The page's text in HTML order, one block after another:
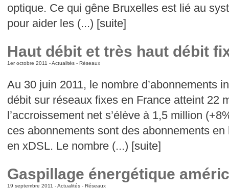
optique. Ce qui gêne Bruxelles est lié au
pour aider les (...) [suite]
Haut débit et très haut débit
1er octobre 2011 -Actualités- Réseaux
Au 30 juin 2011, le nombre d’abonnements
débit sur réseaux fixes en France atteint 22
l’accroissement net s’élève à 1,5 million
ces abonnements sont des abonnements
en xDSL. Le nombre (...) [suite]
Gaspillage énergétique
19 septembre 2011 -Actualités- Réseaux